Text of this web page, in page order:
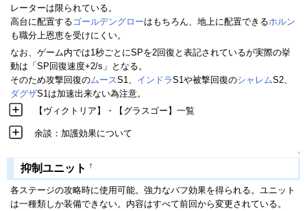
レーターは限られている。
高台に配置する ゴールデングローはもちろん、地上に配置できるホルン
も職分上恩恵を受けにくい。
なお、ゲーム内では1秒ごとにSPを2回復と表記されているが実際の挙
動は「SP回復速度+2/s」となる。
そのため攻撃回復のムースS1、 インドラS1や被撃回復のシャレムS2、
ダグザS1は加速出来ない為注意。
【ヴィクトリア】・【グラスゴー】一覧
余談：加護効果について
↑
抑制ユニット †
各ステージの攻略時に使用可能。強力なバフ効果を得られる。ユニット
は一種類しか装備できない。内容はすべて前回から変更されている。